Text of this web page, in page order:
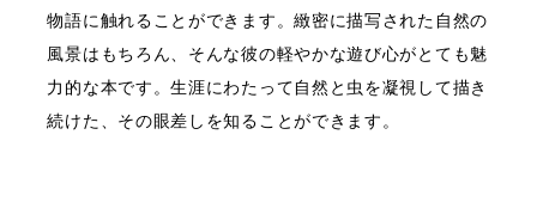
物語に触れることができます。緻密に描写された自然の
風景はもちろん、そんな彼の軽やかな遊び心がとても魅
力的な本です。生涯にわたって自然と虫を凝視して描き
続けた、その眼差しを知ることができます。